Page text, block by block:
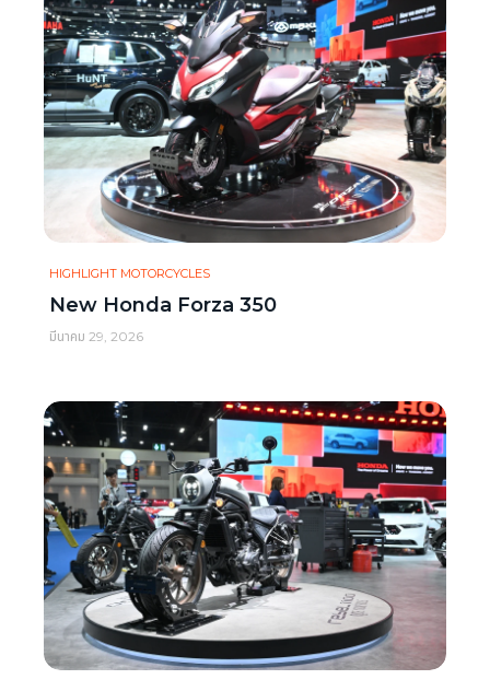
HIGHLIGHT MOTORCYCLES
New Honda Forza 350
มีนาคม 29, 2026